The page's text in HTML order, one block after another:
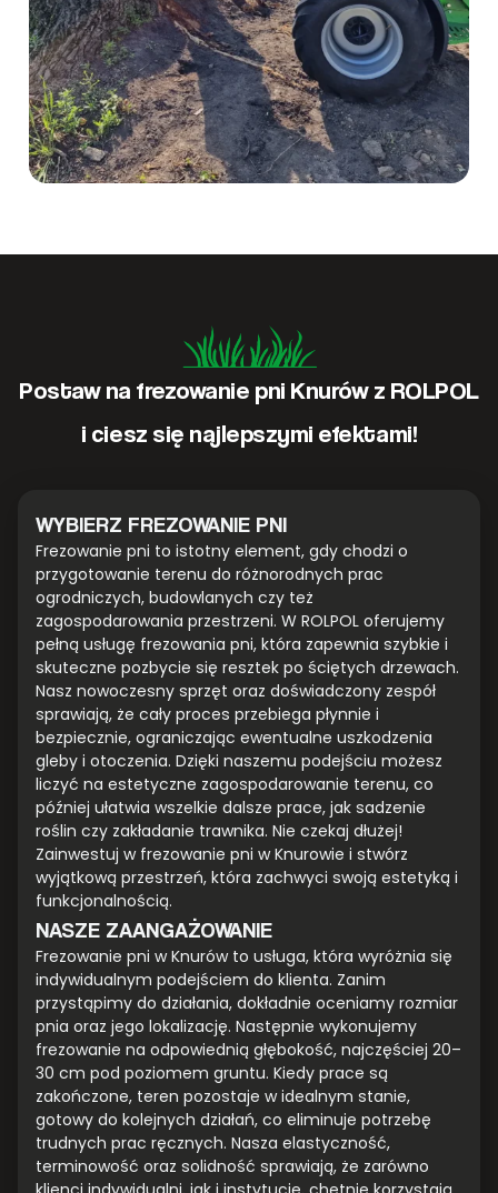
Postaw na frezowanie pni Knurów z ROLPOL
i ciesz się najlepszymi efektami!
WYBIERZ FREZOWANIE PNI
Frezowanie pni to istotny element, gdy chodzi o
przygotowanie terenu do różnorodnych prac
ogrodniczych, budowlanych czy też
zagospodarowania przestrzeni. W ROLPOL oferujemy
pełną usługę frezowania pni, która zapewnia szybkie i
skuteczne pozbycie się resztek po ściętych drzewach.
Nasz nowoczesny sprzęt oraz doświadczony zespół
sprawiają, że cały proces przebiega płynnie i
bezpiecznie, ograniczając ewentualne uszkodzenia
gleby i otoczenia. Dzięki naszemu podejściu możesz
liczyć na estetyczne zagospodarowanie terenu, co
później ułatwia wszelkie dalsze prace, jak sadzenie
roślin czy zakładanie trawnika. Nie czekaj dłużej!
Zainwestuj w frezowanie pni w Knurowie i stwórz
wyjątkową przestrzeń, która zachwyci swoją estetyką i
funkcjonalnością.
NASZE ZAANGAŻOWANIE
Frezowanie pni w Knurów to usługa, która wyróżnia się
indywidualnym podejściem do klienta. Zanim
przystąpimy do działania, dokładnie oceniamy rozmiar
pnia oraz jego lokalizację. Następnie wykonujemy
frezowanie na odpowiednią głębokość, najczęściej 20–
30 cm pod poziomem gruntu. Kiedy prace są
zakończone, teren pozostaje w idealnym stanie,
gotowy do kolejnych działań, co eliminuje potrzebę
trudnych prac ręcznych. Nasza elastyczność,
terminowość oraz solidność sprawiają, że zarówno